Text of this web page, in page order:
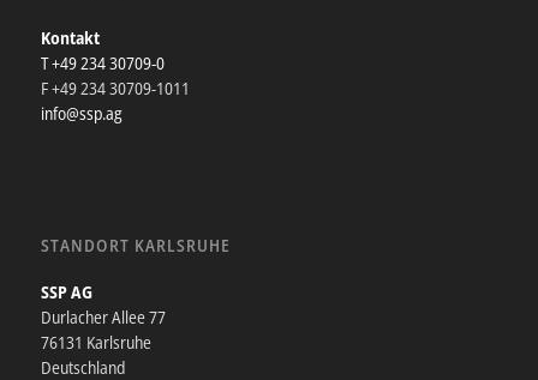
Kontakt
T +49 234 30709-0
F +49 234 30709-1011
info@ssp.ag
STANDORT KARLSRUHE
SSP AG
Durlacher Allee 77
76131 Karlsruhe
Deutschland